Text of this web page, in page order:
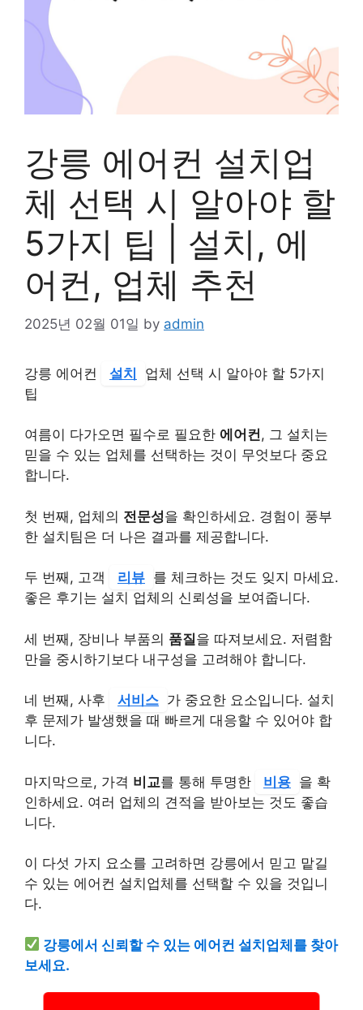
강릉 에어컨 설치업
체 선택 시 알아야 할
5가지 팁 | 설치, 에
어컨, 업체 추천
2025년 02월 01일 by admin
강릉 에어컨 설치
업체 선택 시 알아야 할 5가지
팁
여름이 다가오면 필수로 필요한 에어컨, 그 설치는
믿을 수 있는 업체를 선택하는 것이 무엇보다 중요
합니다.
첫 번째, 업체의 전문성을 확인하세요. 경험이 풍부
한 설치팀은 더 나은 결과를 제공합니다.
두 번째, 고객 리뷰 를 체크하는 것도 잊지 마세요.
좋은 후기는 설치 업체의 신뢰성을 보여줍니다.
세 번째, 장비나 부품의 품질을 따져보세요. 저렴함
만을 중시하기보다 내구성을 고려해야 합니다.
네 번째, 사후 서비스 가 중요한 요소입니다. 설치
후 문제가 발생했을 때 빠르게 대응할 수 있어야 합
니다.
마지막으로, 가격 비교를 통해 투명한 비용 을 확
인하세요. 여러 업체의 견적을 받아보는 것도 좋습
니다.
이 다섯 가지 요소를 고려하면 강릉에서 믿고 맡길
수 있는 에어컨 설치업체를 선택할 수 있을 것입니
다.
강릉에서 신뢰할 수 있는 에어컨 설치업체를 찾아
보세요.